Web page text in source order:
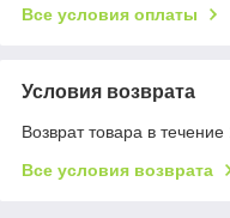
Все условия оплаты
Условия возврата
Возврат товара в
Все условия возврата